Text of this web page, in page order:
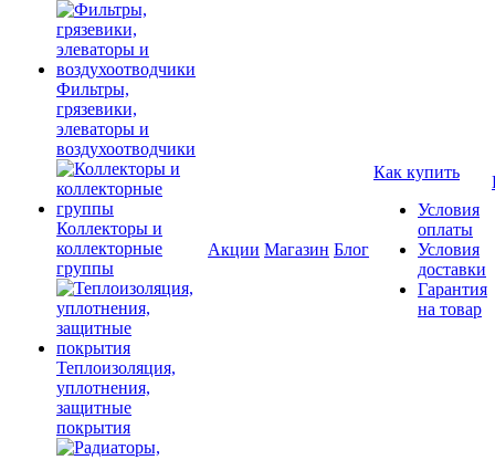
Фильтры,
грязевики,
элеваторы и
воздухоотводчики
Коллекторы и
коллекторные
группы
Теплоизоляция,
уплотнения,
защитные
покрытия
Акции Магазин Блог
Как купить
Условия
оплаты
Условия
доставки
Гарантия
на товар